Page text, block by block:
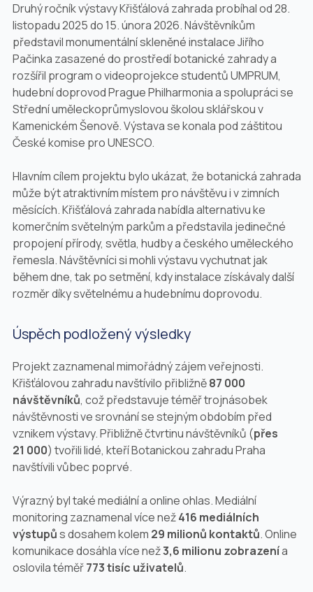
Druhý ročník výstavy Křišťálová zahrada probíhal od 28.
listopadu 2025 do 15. února 2026. Návštěvníkům
představil monumentální skleněné instalace Jiřího
Pačinka zasazené do prostředí botanické zahrady a
rozšířil program o videoprojekce studentů UMPRUM,
hudební doprovod Prague Philharmonia a spolupráci se
Střední uměleckoprůmyslovou školou sklářskou v
Kamenickém Šenově. Výstava se konala pod záštitou
České komise pro UNESCO.
Hlavním cílem projektu bylo ukázat, že botanická zahrada
může být atraktivním místem pro návštěvu i v zimních
měsících. Křišťálová zahrada nabídla alternativu ke
komerčním světelným parkům a představila jedinečné
propojení přírody, světla, hudby a českého uměleckého
řemesla. Návštěvníci si mohli výstavu vychutnat jak
během dne, tak po setmění, kdy instalace získávaly další
rozměr díky světelnému a hudebnímu doprovodu.
Úspěch podložený výsledky
Projekt zaznamenal mimořádný zájem veřejnosti.
Křišťálovou zahradu navštívilo přibližně87 000
návštěvníků, což představuje téměř trojnásobek
návštěvnosti ve srovnání se stejným obdobím před
vznikem výstavy. Přibližně čtvrtinu návštěvníků (přes
21 000) tvořili lidé, kteří Botanickou zahradu Praha
navštívili vůbec poprvé.
Výrazný byl také mediální a online ohlas. Mediální
monitoring zaznamenal více než416 mediálních
výstupůs dosahem kolem 29 milionů kontaktů. Online
komunikace dosáhla více než3,6 milionu zobrazenía
oslovila téměř773 tisíc uživatelů.